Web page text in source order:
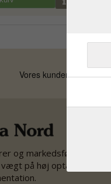
og markedsfører
på høj optagelighed,